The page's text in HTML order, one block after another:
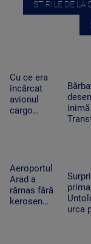
STIRILE DE LA
Cu ce era
încărcat
avionul
cargo
dronă cu
bombă pe
aeroportul
din Leipzig
Aeroportul
Arad a
rămas fără
kerosen
urca